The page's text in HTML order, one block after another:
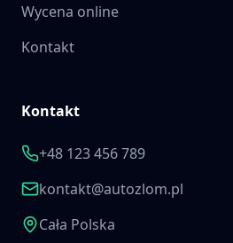
Wycena online
Kontakt
Kontakt
+48 123 456 789
kontakt@autozlom.pl
Cała Polska